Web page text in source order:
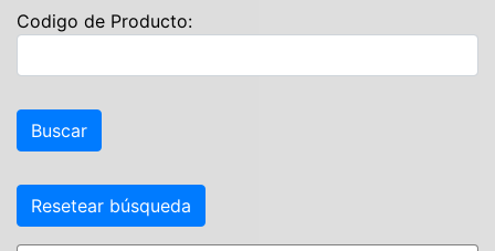
Codigo de Producto:
Resetear búsqueda